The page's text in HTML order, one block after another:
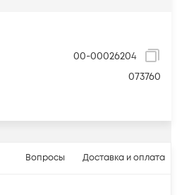
00-00026204
073760
Вопросы Доставка и оплата